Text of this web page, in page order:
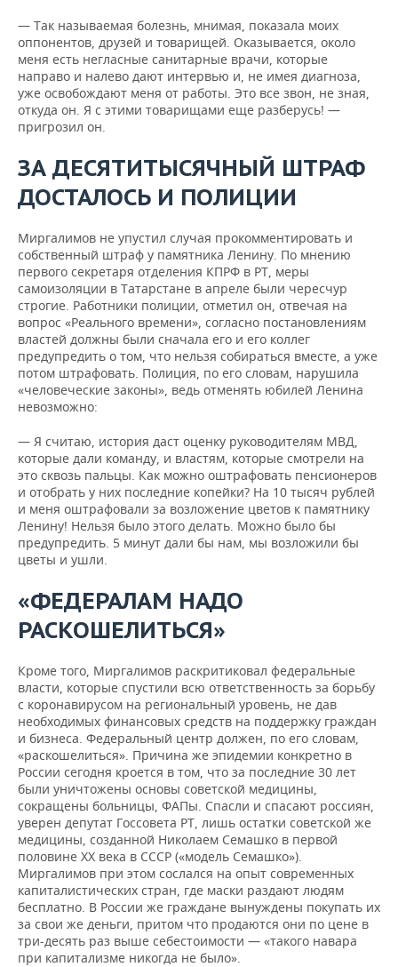
— Так называемая болезнь, мнимая, показала моих
оппонентов, друзей и товарищей. Оказывается, около
меня есть негласные санитарные врачи, которые
направо и налево дают интервью и, не имея диагноза,
уже освобождают меня от работы. Это все звон, не зная,
откуда он. Я с этими товарищами еще разберусь! —
пригрозил он.
ЗА ДЕСЯТИТЫСЯЧНЫЙ ШТРАФ
ДОСТАЛОСЬ И ПОЛИЦИИ
Миргалимов не упустил случая прокомментировать и
собственный штраф у памятника Ленину. По мнению
первого секретаря отделения КПРФ в РТ, меры
самоизоляции в Татарстане в апреле были чересчур
строгие. Работники полиции, отметил он, отвечая на
вопрос «Реального времени», согласно постановлениям
властей должны были сначала его и его коллег
предупредить о том, что нельзя собираться вместе, а уже
потом штрафовать. Полиция, по его словам, нарушила
«человеческие законы», ведь отменять юбилей Ленина
невозможно:
— Я считаю, история даст оценку руководителям МВД,
которые дали команду, и властям, которые смотрели на
это сквозь пальцы. Как можно оштрафовать пенсионеров
и отобрать у них последние копейки? На 10 тысяч рублей
и меня оштрафовали за возложение цветов к памятнику
Ленину! Нельзя было этого делать. Можно было бы
предупредить. 5 минут дали бы нам, мы возложили бы
цветы и ушли.
«ФЕДЕРАЛАМ НАДО
РАСКОШЕЛИТЬСЯ»
Кроме того, Миргалимов раскритиковал федеральные
власти, которые спустили всю ответственность за борьбу
с коронавирусом на региональный уровень, не дав
необходимых финансовых средств на поддержку граждан
и бизнеса. Федеральный центр должен, по его словам,
«раскошелиться». Причина же эпидемии конкретно в
России сегодня кроется в том, что за последние 30 лет
были уничтожены основы советской медицины,
сокращены больницы, ФАПы. Спасли и спасают россиян,
уверен депутат Госсовета РТ, лишь остатки советской же
медицины, созданной Николаем Семашко в первой
половине XX века в СССР («модель Семашко»).
Миргалимов при этом сослался на опыт современных
капиталистических стран, где маски раздают людям
бесплатно. В России же граждане вынуждены покупать их
за свои же деньги, притом что продаются они по цене в
три-десять раз выше себестоимости — «такого навара
при капитализме никогда не было».